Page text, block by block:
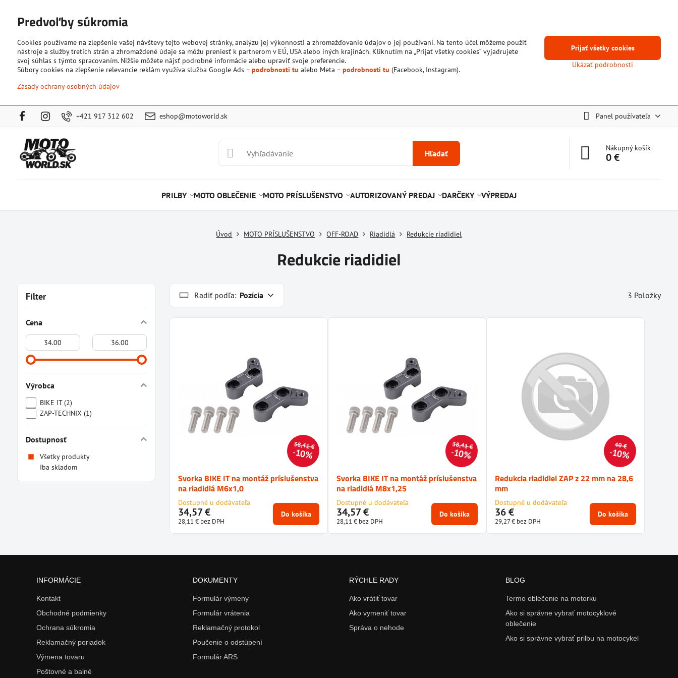
+421 917 312 602 eshop@motoworld.sk Panel používateľa
Hľadať
Nákupný košík
0 €
PRILBY MOTO OBLEČENIE MOTO PRÍSLUŠENSTVO AUTORIZOVANÝ PREDAJ DARČEKY VÝPREDAJ
Úvod MOTO PRÍSLUŠENSTVO OFF-ROAD Riadidlá Redukcie riadidiel
Redukcie riadidiel
Radiť podľa: Pozícia 3 Položky
38,41 €
10%
Svorka BIKE IT na montáž príslušenstva
na riadidlá M6x1,0
Dostupné u dodávateľa
34,57 €
28,11 € bez DPH
Do košíka
38,41 €
10%
Svorka BIKE IT na montáž príslušenstva
na riadidlá M8x1,25
Dostupné u dodávateľa
34,57 €
28,11 € bez DPH
Do košíka
40 €
10%
Redukcia riadidiel ZAP z 22 mm na 28,6
mm
Dostupné u dodávateľa
36 €
29,27 € bez DPH
Do košíka
Filter
Cena
Od:
Do:
Výrobca
BIKE IT (2)
ZAP-TECHNIX (1)
Dostupnosť
Všetky produkty
Iba skladom
INFORMÁCIE
Kontakt
Obchodné podmienky
Ochrana súkromia
Reklamačný poriadok
Výmena tovaru
Poštovné a balné
DOKUMENTY
Formulár výmeny
Formulár vrátenia
Reklamačný protokol
Poučenie o odstúpení
Formulár ARS
RÝCHLE RADY
Ako vrátiť tovar
Ako vymeniť tovar
Správa o nehode
BLOG
Termo oblečenie na motorku
Ako si správne vybrať motocyklové
oblečenie
Ako si správne vybrať prilbu na motocykel
Predvoľby súkromia
Cookies používame na zlepšenie vašej návštevy tejto webovej stránky, analýzu jej výkonnosti a zhromažďovanie údajov o jej používaní. Na tento účel môžeme použiť
nástroje a služby tretích strán a zhromaždené údaje sa môžu preniesť k partnerom v EÚ, USA alebo iných krajinách. Kliknutím na „Prijať všetky cookies“ vyjadrujete
svoj súhlas s týmto spracovaním. Nižšie môžete nájsť podrobné informácie alebo upraviť svoje preferencie.
Súbory cookies na zlepšenie relevancie reklám využíva služba Google Ads – podrobnosti tu alebo Meta – podrobnosti tu (Facebook, Instagram).
Zásady ochrany osobných údajov
Ukázať podrobnosti
Prijať všetky cookies